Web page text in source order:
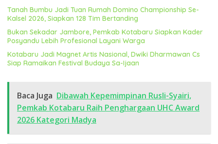
Tanah Bumbu Jadi Tuan Rumah Domino Championship Se-
Kalsel 2026, Siapkan 128 Tim Bertanding
Bukan Sekadar Jambore, Pemkab Kotabaru Siapkan Kader
Posyandu Lebih Profesional Layani Warga
Kotabaru Jadi Magnet Artis Nasional, Dwiki Dharmawan Cs
Siap Ramaikan Festival Budaya Sa-Ijaan
Baca Juga Dibawah Kepemimpinan Rusli-Syairi,
Pemkab Kotabaru Raih Penghargaan UHC Award
2026 Kategori Madya